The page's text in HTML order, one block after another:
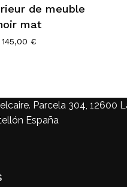
de meuble
mat
145,00€
Parcela 304, 12600
España